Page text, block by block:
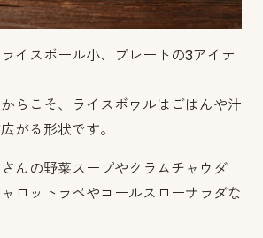
イスボール小、プレートの3アイテ
らこそ、ライスボウルはごはんや汁
がる形状です。
んの野菜スープやクラムチャウダ
ロットラペやコールスローサラダな